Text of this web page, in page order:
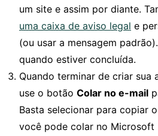
um site e assim por diante.
uma caixa de aviso legal e
(ou usar a mensagem
quando estiver concluída.
Quando terminar de criar sua
use o botão Colar no e-mail
Basta selecionar para copiar
você pode colar no Microsoft